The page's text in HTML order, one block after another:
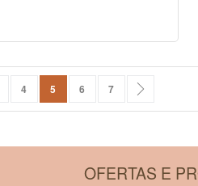
Página
4 Você esta lendo a pagina
5 Página
6 Página
7
OFERTAS E